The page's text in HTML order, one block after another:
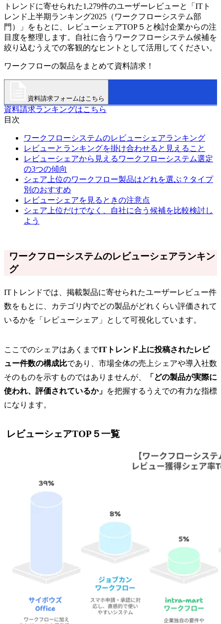
トレンドに寄せられた1,279件のユーザーレビューと「ITト
レンド上半期ランキング2025（ワークフローシステム部
門）」をもとに、レビューシェアTOP５と検討企業からの注
目度を整理します。自社に合うワークフローシステム候補を
絞り込むうえでの客観的なヒントとして活用してください。
ワークフローの製品をまとめて資料請求！
資料請求フォームはこちら
資料請求ランキングはこちら
目次
ワークフローシステムのレビューシェアランキング
レビューとランキングを掛け合わせると見えること
レビューシェアから見えるワークフローシステム選定
の3つの傾向
シェア上位のワークフロー製品はどれを選ぶ？タイプ
別のおすすめ
レビューシェアを見るときの注意点
シェア上位だけでなく、自社に合う候補を比較検討し
よう
ワークフローシステムのレビューシェアランキン
グ
ITトレンドでは、掲載製品に寄せられたユーザーレビュー件
数をもとに、カテゴリ内でどの製品がどれくらい評価されて
いるかを「レビューシェア」として可視化しています。
ここでのシェアはあくまでITトレンド上に投稿されたレビ
ュー件数の構成比であり、市場全体の売上シェアや導入社数
そのものを示すものではありませんが、
「どの製品が実際に
使われ、評価されているか」 を把握するうえでの有力な指標
になります。
レビューシェアTOP５一覧